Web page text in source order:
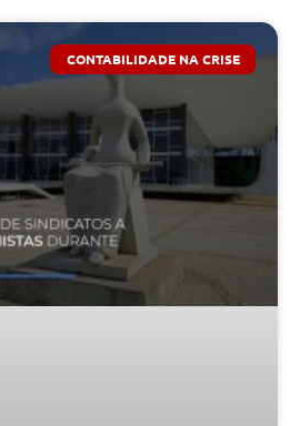
CONTABILIDADE NA CRISE